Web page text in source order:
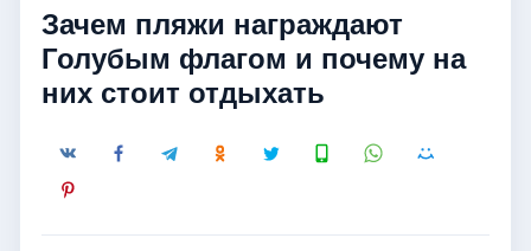
Зачем пляжи награждают
Голубым флагом и почему на
них стоит отдыхать